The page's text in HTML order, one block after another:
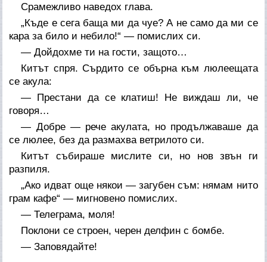
Срамежливо наведох глава.
„Къде е сега баща ми да чуе? А не само да ми се
кара за било и небило!“ — помислих си.
— Дойдохме ти на гости, защото…
Китът спря. Сърдито се обърна към люлеещата
се акула:
— Престани да се клатиш! Не виждаш ли, че
говоря…
— Добре — рече акулата, но продължаваше да
се люлее, без да размахва ветрилото си.
Китът събираше мислите си, но нов звън ги
разпиля.
„Ако идват още някои — загубен съм: нямам нито
грам кафе“ — мигновено помислих.
— Телеграма, моля!
Поклони се строен, черен делфин с бомбе.
— Заповядайте!